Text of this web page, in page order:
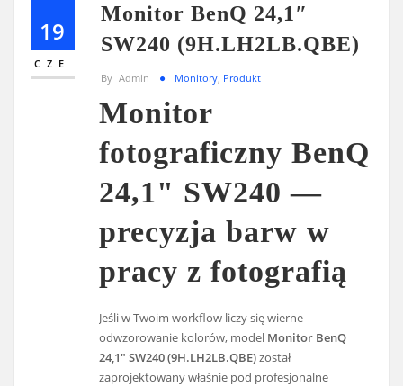
19
CZE
Monitor BenQ 24,1″
SW240 (9H.LH2LB.QBE)
By Admin Monitory Produkt
Monitor
fotograficzny BenQ
24,1" SW240 —
precyzja barw w
pracy z fotografią
Jeśli w Twoim workflow liczy się wierne
odwzorowanie kolorów, model Monitor BenQ
24,1" SW240 (9H.LH2LB.QBE)został
zaprojektowany właśnie pod profesjonalne